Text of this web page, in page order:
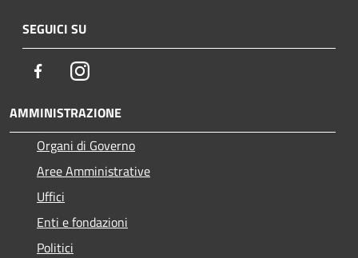
SEGUICI SU
FacebookInstagram
AMMINISTRAZIONE
Organi di Governo
Aree Amministrative
Uffici
Enti e fondazioni
Politici